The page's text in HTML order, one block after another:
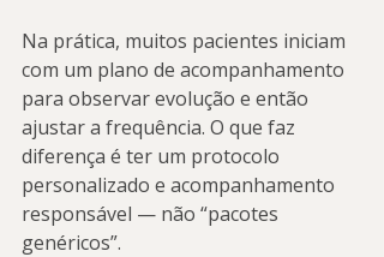
Na prática, muitos pacientes iniciam
com um plano de acompanhamento
para observar evolução e então
ajustar a frequência. O que faz
diferença é ter um protocolo
personalizado e acompanhamento
responsável — não “pacotes
genéricos”.